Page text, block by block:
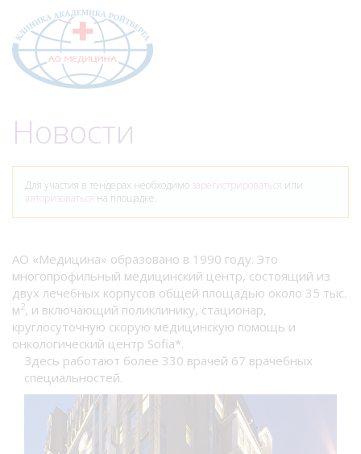
Новости
Для участия в тендерах необходимо зарегистрироваться или
авторизоваться на площадке.
АО «Медицина» образовано в 1990 году. Это
многопрофильный медицинский центр, состоящий из
двух лечебных корпусов общей площадью около 35 тыс.
м 2, и включающий поликлинику, стационар,
круглосуточную скорую медицинскую помощь и
онкологический центр Sofia*.
Здесь работают более 330 врачей 67 врачебных
специальностей.